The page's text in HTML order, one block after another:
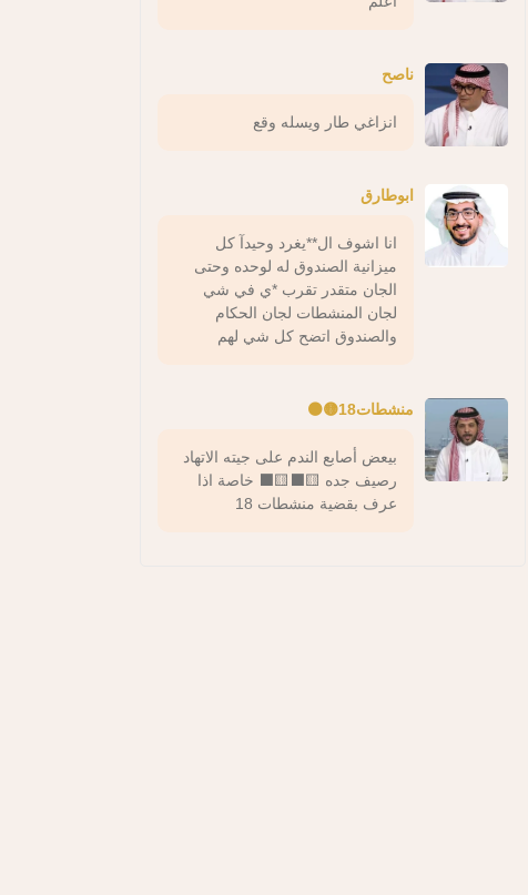
ناصح
انزاغي طار ويسله وقع
ابوطارق
انا اشوف ال**يغرد وحيدآ كل
ميزانية الصندوق له لوحده وحتى
الجان متقدر تقرب *ي في شي
لجان المنشطات لجان الحكام
والصندوق اتضح كل شي لهم
منشطات18🟡⚫️
بيعض أصابع الندم على جيته الاتهاد
رصيف جده 🟨⬛️🟨⬛️ خاصة اذا
عرف بقضية منشطات 18